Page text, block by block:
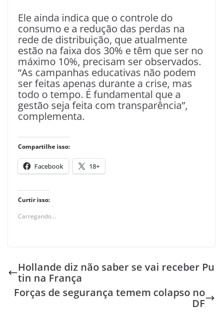
Ele ainda indica que o controle do
consumo e a redução das perdas na
rede de distribuição, que atualmente
estão na faixa dos 30% e têm que ser no
máximo 10%, precisam ser observados.
“As campanhas educativas não podem
ser feitas apenas durante a crise, mas
todo o tempo. É fundamental que a
gestão seja feita com transparência”,
complementa.
Compartilhe isso:
Facebook 18+
Curtir isso:
Carregando...
Hollande diz não saber se vai receber Pu
tin na França
Forças de segurança temem colapso no
DF